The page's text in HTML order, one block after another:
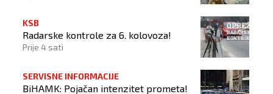
KSB
Radarske kontrole za 6. kolovoza!
Prije 4 sati
SERVISNE INFORMACIJE
BiHAMK: Pojačan intenzitet prometa!